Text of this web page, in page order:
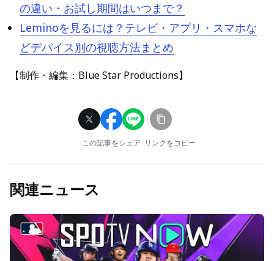
の違い・お試し期間はいつまで？
Leminoを見るには？テレビ・アプリ・スマホな
どデバイス別の視聴方法まとめ
【制作・編集：Blue Star Productions】
この記事をシェア リンクをコピー
関連ニュース